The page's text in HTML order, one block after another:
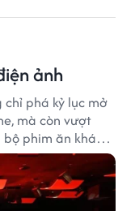
ảnh
phá kỷ lục mở
mà còn vượt
bộ phim ăn khách